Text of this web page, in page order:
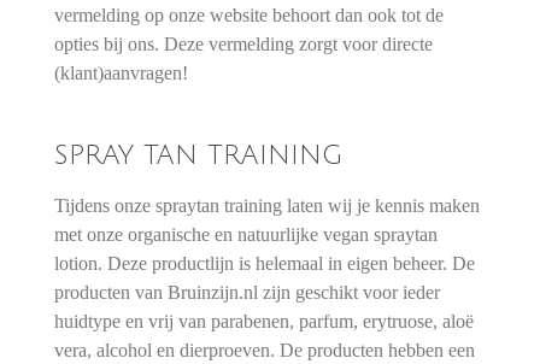
vermelding op onze website behoort dan ook tot de
opties bij ons. Deze vermelding zorgt voor directe
(klant)aanvragen!
SPRAY TAN TRAINING
Tijdens onze spraytan training laten wij je kennis maken
met onze organische en natuurlijke vegan spraytan
lotion. Deze productlijn is helemaal in eigen beheer. De
producten van Bruinzijn.nl zijn geschikt voor ieder
huidtype en vrij van parabenen, parfum, erytruose, aloë
vera, alcohol en dierproeven. De producten hebben een